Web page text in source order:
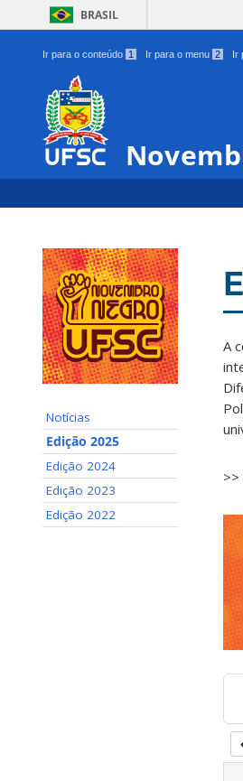
BRASIL
Ir para o conteúdo 1 Ir para o menu 2 Ir
Notícias
Edição 2025
Edição 2024
Edição 2023
Edição 2022
A
>>